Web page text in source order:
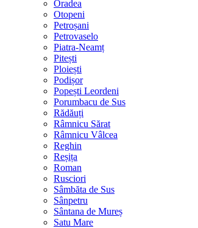
Oradea
Otopeni
Petroșani
Petrovaselo
Piatra-Neamț
Pitești
Ploiești
Podișor
Popești Leordeni
Porumbacu de Sus
Rădăuți
Râmnicu Sărat
Râmnicu Vâlcea
Reghin
Reșița
Roman
Rusciori
Sâmbăta de Sus
Sânpetru
Sântana de Mureș
Satu Mare